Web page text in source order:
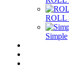
ROLL
Simple